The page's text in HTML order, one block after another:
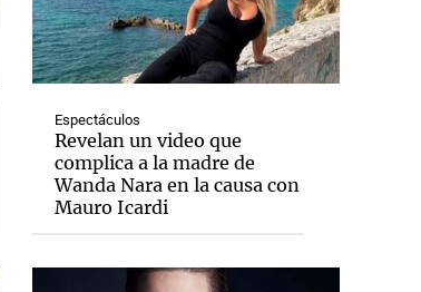
Espectáculos
Revelan un video que
complica a la madre de
Wanda Nara en la causa con
Mauro Icardi
Notas